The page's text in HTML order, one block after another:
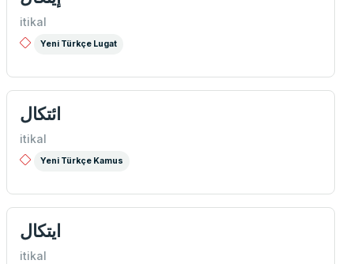
itikal
Yeni Türkçe Lugat
ائتكال
itikal
Yeni Türkçe Kamus
ايتكال
itikal